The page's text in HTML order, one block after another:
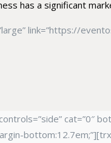
has a significant
link=”https://
cat=”0″